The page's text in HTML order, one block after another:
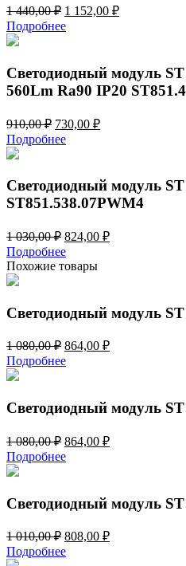
1 440,00₽ Первоначальная
цена
составляла
440,00 ₽.
1 152,00 ₽Текущая
Подробнее
Светодиодный модуль
560Lm Ra90 IP20
910,00₽ Первоначальная
цена
составляла
730,00 ₽Текущая
Подробнее
Светодиодный модуль
ST851.538.07PWM4
1 030,00₽ Первоначальная
цена
составляла
824,00 ₽Текущая
Подробнее
Похожие товары
Светодиодный модуль
1 080,00₽ Первоначальная
цена
составляла
080,00 ₽.
864,00 ₽Текущая
Подробнее
Светодиодный модуль
1 080,00₽ Первоначальная
цена
составляла
080,00 ₽.
864,00 ₽Текущая
Подробнее
Светодиодный модуль
1 010,00₽ Первоначальная
цена
составляла
808,00 ₽Текущая
Подробнее